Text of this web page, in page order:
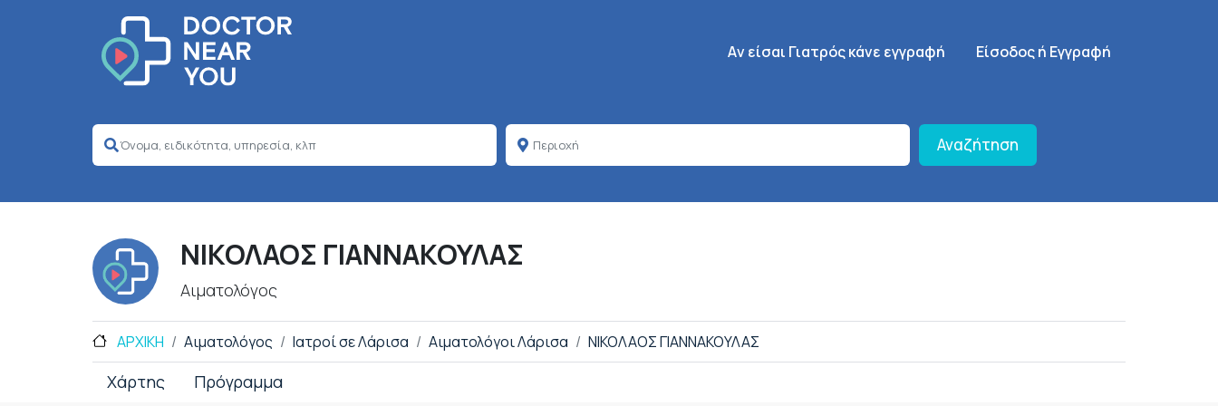
Κεντρική πλοήγηση
Aν είσαι Γιατρός κάνε εγγραφή SignUp Menu
Είσοδος ή Εγγραφή
Αναζήτηση
ΝΙΚΟΛΑΟΣ ΓΙΑΝΝΑΚΟΥΛΑΣ
Αιματολόγος
ΑΡΧΙΚΗ Αιματολόγος Ιατροί σε Λάρισα Αιματολόγοι Λάρισα ΝΙΚΟΛΑΟΣ ΓΙΑΝΝΑΚΟΥΛΑΣ
Χάρτης Πρόγραμμα